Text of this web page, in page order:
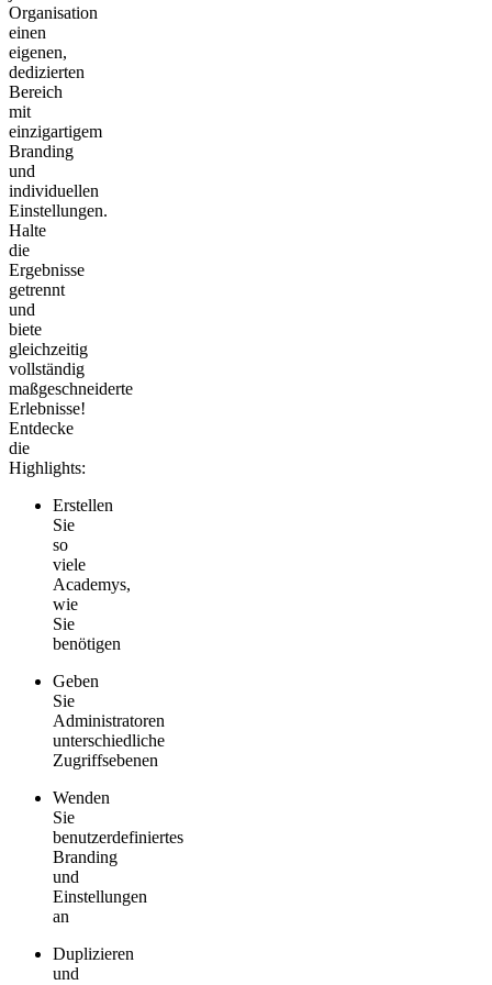
Organisation
einen
eigenen,
dedizierten
Bereich
mit
einzigartigem
Branding
und
individuellen
Einstellungen.
Halte
die
Ergebnisse
getrennt
und
biete
gleichzeitig
vollständig
maßgeschneiderte
Erlebnisse!
Entdecke
die
Highlights:
Erstellen
Sie
so
viele
Academys,
wie
Sie
benötigen
Geben
Sie
Administratoren
unterschiedliche
Zugriffsebenen
Wenden
Sie
benutzerdefiniertes
Branding
und
Einstellungen
an
Duplizieren
und